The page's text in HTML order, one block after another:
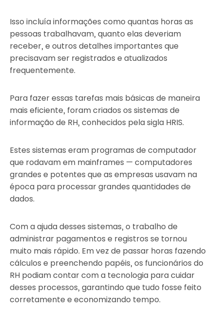
Isso incluía informações como quantas horas as
pessoas trabalhavam, quanto elas deveriam
receber, e outros detalhes importantes que
precisavam ser registrados e atualizados
frequentemente.
Para fazer essas tarefas mais básicas de maneira
mais eficiente, foram criados os sistemas de
informação de RH, conhecidos pela sigla HRIS.
Estes sistemas eram programas de computador
que rodavam em mainframes — computadores
grandes e potentes que as empresas usavam na
época para processar grandes quantidades de
dados.
Com a ajuda desses sistemas, o trabalho de
administrar pagamentos e registros se tornou
muito mais rápido. Em vez de passar horas fazendo
cálculos e preenchendo papéis, os funcionários do
RH podiam contar com a tecnologia para cuidar
desses processos, garantindo que tudo fosse feito
corretamente e economizando tempo.